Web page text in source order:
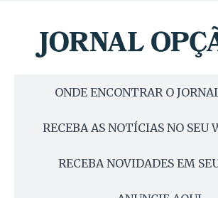
ONDE ENCONTRAR O
RECEBA AS NOTÍCIAS NO SEU
RECEBA NOVIDADES EM